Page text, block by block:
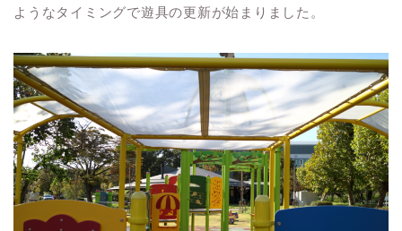
ようなタイミングで遊具の更新が始まりました。